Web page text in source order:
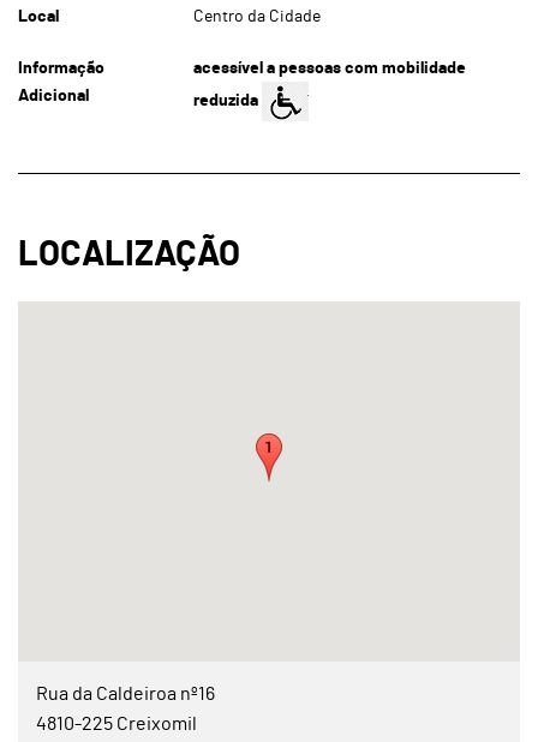
Local Centro da Cidade
Informação
Adicional
acessível a pessoas com mobilidade
reduzida
Rua da Caldeiroa nº16
4810-225 Creixomil